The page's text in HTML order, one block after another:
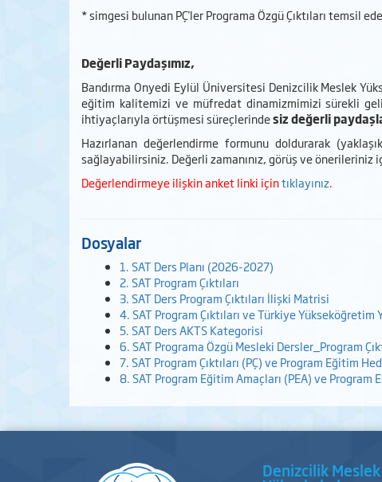
* simgesi bulunan PÇ'ler Programa Özgü Çıktıları temsil
Değerli Paydaşımız,
Bandırma Onyedi Eylül Üniversitesi Denizcilik Meslek
eğitim kalitemizi ve müfredat dinamizmimizi sürekli
ihtiyaçlarıyla örtüşmesi süreçlerindesiz değerli
Hazırlanan değerlendirme formunu doldurarak
sağlayabilirsiniz. Değerli zamanınız, görüş ve
Değerlendirmeye ilişkin anket linki içintıklayınız.
Dosyalar
1. SAT Ders Planı (2026-2027)
2. SAT Program Çıktıları
3. SAT Ders Program Çıktıları İlişki Matrisi
4. SAT Program Çıktıları ve Türkiye
5. SAT Ders AKTS Kategorisi
6. SAT Programa Özgü Mesleki Dersler_Program
7. SAT Program Çıktıları (PÇ) ve Program Eğitim
8. SAT Program Eğitim Amaçları (PEA) ve
Denizcilik Meslek